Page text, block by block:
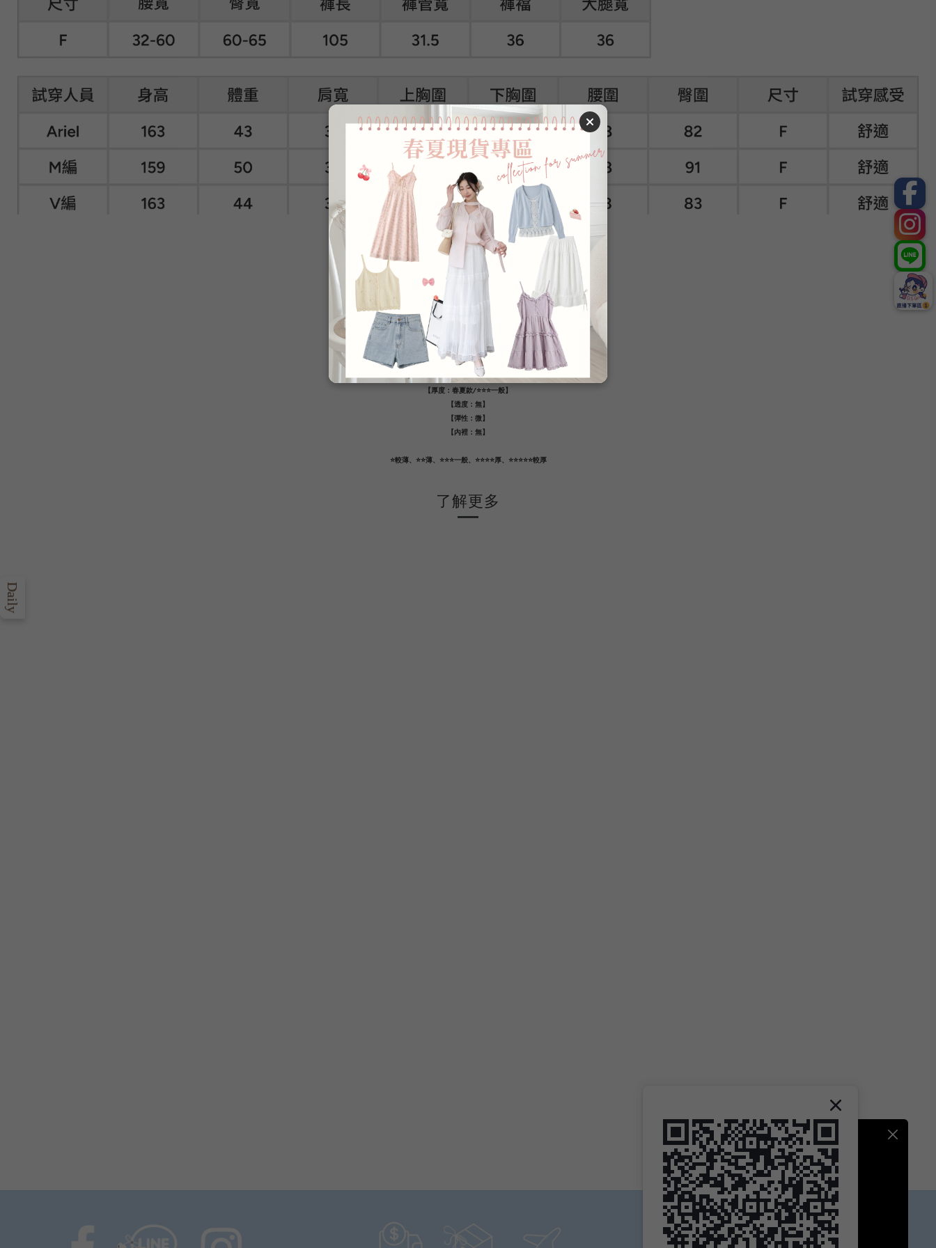
梨型教科書📗超瘦彎刀棉褲
🔍褲子永遠卡在大腿的妳 一定要試試
✔ 超高腰 營造好比例、高個女孩也可穿
✔ 不貼腿、不緊繃的修肉版型
✔️兩款都超百搭
這件就是不只是好看
還是你每週都會拿出來穿的那條
----------
【質料：棉/聚酯纖維】
【厚度：春夏款/⭐️⭐️⭐️一般】
【透度：無】
【彈性：微】
【內裡：無】
⭐️較薄、⭐️⭐️薄、⭐️⭐️⭐️一般、⭐️⭐️⭐️⭐️厚、⭐️⭐️⭐️⭐️⭐️較厚
了解更多
Contact DesireShop
Daily